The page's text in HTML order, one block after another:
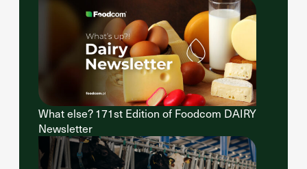
What else? 171st Edition of Foodcom DAIRY
Newsletter